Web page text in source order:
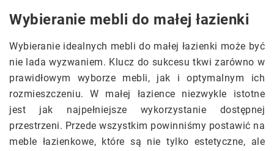
Wybieranie mebli do małej łazienki
Wybieranie idealnych mebli do małej łazienki może być
nie lada wyzwaniem. Klucz do sukcesu tkwi zarówno w
prawidłowym wyborze mebli, jak i optymalnym ich
rozmieszczeniu. W małej łazience niezwykle istotne
jest jak najpełniejsze wykorzystanie dostępnej
przestrzeni. Przede wszystkim powinniśmy postawić na
meble łazienkowe, które są nie tylko estetyczne, ale